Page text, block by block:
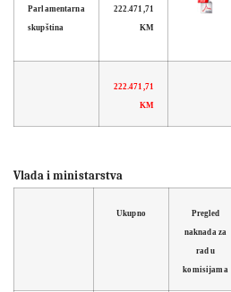
Parlamentarna
skupština
222.471,71
KM
222.471,71
KM
Vlada i ministarstva
Ukupno Pregled
naknada za
rad u
komisijama